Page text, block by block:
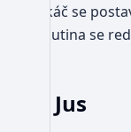
Pekáč se
Tekutina se
Jus